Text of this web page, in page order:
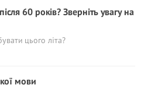
60 років? Зверніть увагу на
цього літа?